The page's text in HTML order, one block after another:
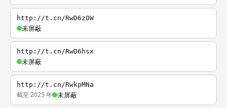
http://t.cn/RwD6z0W
未屏蔽
http://t.cn/RwD6hsx
未屏蔽
http://t.cn/RwkpMNa
截至 2025 年 未屏蔽